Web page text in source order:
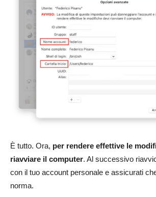
È tutto. Ora, per rendere effettive le
riavviare il computer. Al successivo
con il tuo account personale e assicurati
norma.